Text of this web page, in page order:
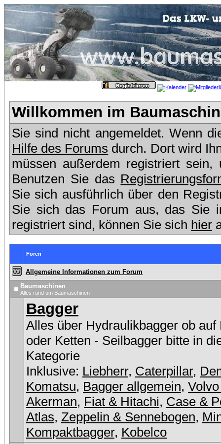
Willkommen im
Sie sind nicht angemeldet. Wenn
Hilfe des Forums durch. Dort wird
müssen außerdem registriert
Benutzen Sie das
Sie sich ausführlich über den
Sie sich das Forum aus, das Sie
registriert sind, können Sie sich hier
Foren
Allgemeine Informationen zum Forum
Baumaschinen
Alles rund um Baumaschinen
Bagger
Alles über Hydraulikbagger ob auf
oder Ketten - Seilbagger bitte in
Kategorie
Inklusive: Liebherr, Caterpillar,
Komatsu, Bagger allgemein,
Akerman, Fiat & Hitachi, Case &
Atlas, Zeppelin & Sennebogen,
Kompaktbagger, Kobelco